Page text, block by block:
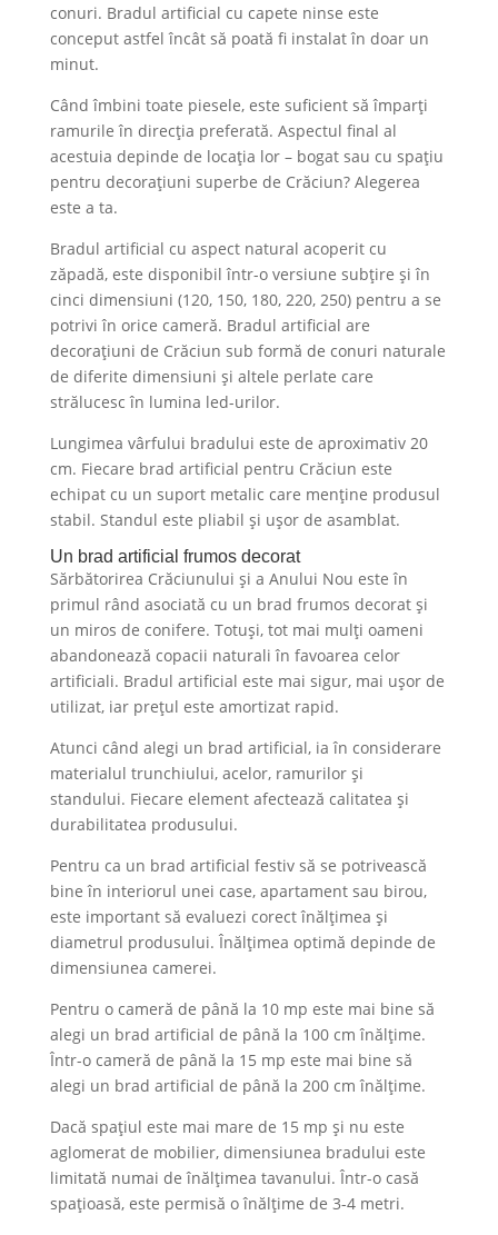
conuri. Bradul artificial cu capete ninse este
conceput astfel încât să poată fi instalat în doar un
minut.
Când îmbini toate piesele, este suficient să împarți
ramurile în direcția preferată. Aspectul final al
acestuia depinde de locația lor – bogat sau cu spațiu
pentru decorațiuni superbe de Crăciun? Alegerea
este a ta.
Bradul artificial cu aspect natural acoperit cu
zăpadă, este disponibil într-o versiune subțire și în
cinci dimensiuni (120, 150, 180, 220, 250) pentru a se
potrivi în orice cameră. Bradul artificial are
decorațiuni de Crăciun sub formă de conuri naturale
de diferite dimensiuni și altele perlate care
strălucesc în lumina led-urilor.
Lungimea vârfului bradului este de aproximativ 20
cm. Fiecare brad artificial pentru Crăciun este
echipat cu un suport metalic care menține produsul
stabil. Standul este pliabil și ușor de asamblat.
Un brad artificial frumos decorat
Sărbătorirea Crăciunului și a Anului Nou este în
primul rând asociată cu un brad frumos decorat și
un miros de conifere. Totuși, tot mai mulți oameni
abandonează copacii naturali în favoarea celor
artificiali. Bradul artificial este mai sigur, mai ușor de
utilizat, iar prețul este amortizat rapid.
Atunci când alegi un brad artificial, ia în considerare
materialul trunchiului, acelor, ramurilor și
standului. Fiecare element afectează calitatea și
durabilitatea produsului.
Pentru ca un brad artificial festiv să se potrivească
bine în interiorul unei case, apartament sau birou,
este important să evaluezi corect înălțimea și
diametrul produsului. Înălțimea optimă depinde de
dimensiunea camerei.
Pentru o cameră de până la 10 mp este mai bine să
alegi un brad artificial de până la 100 cm înălțime.
Într-o cameră de până la 15 mp este mai bine să
alegi un brad artificial de până la 200 cm înălțime.
Dacă spațiul este mai mare de 15 mp și nu este
aglomerat de mobilier, dimensiunea bradului este
limitată numai de înălțimea tavanului. Într-o casă
spațioasă, este permisă o înălțime de 3-4 metri.